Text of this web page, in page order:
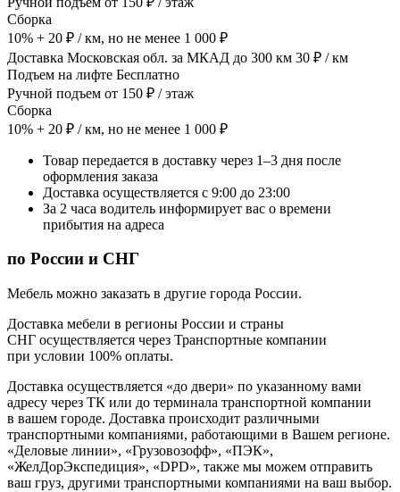
Сборка
10% + 20 ₽ / км, но не менее 1 000 ₽
Доставка Московская обл. за МКАД до 300 км 30 ₽ / км
Подъем на лифте Бесплатно
Ручной подъем от 150 ₽ / этаж
Сборка
10% + 20 ₽ / км, но не менее 1 000 ₽
Товар передается в доставку через 1–3 дня после
оформления заказа
Доставка осуществляется с 9:00 до 23:00
За 2 часа водитель информирует вас о времени
прибытия на адреса
по России и СНГ
Мебель можно заказать в другие города России.
Доставка мебели в регионы России и страны
СНГ осуществляется через Транспортные компании
при условии 100% оплаты.
Доставка осуществляется «до двери» по указанному вами
адресу через ТК или до терминала транспортной компании
в вашем городе. Доставка происходит различными
транспортными компаниями, работающими в Вашем регионе.
«Деловые линии», «Грузовозофф», «ПЭК»,
«ЖелДорЭкспедиция», «DPD», также мы можем отправить
ваш груз, другими транспортными компаниями на ваш выбор.